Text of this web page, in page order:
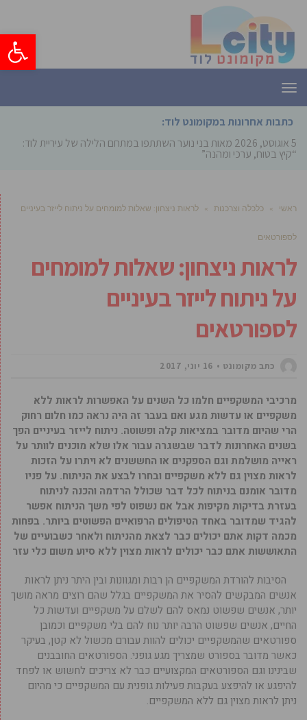
פתח
תפריט
כתבות אחרונות במקומונט לוד:
5 אוגוסט, 2026
מאות בני נוער השתתפו במתחם הלילה של עיריית לוד:
“קיץ בטוח, ערכי ומהנה”
ראשי » כלכלה וצרכנות » לראות ניצחון: שאלות למומחים על ניתוח לייזר בעיניים
לספורטאים
לראות ניצחון: שאלות למומחים
על ניתוח לייזר בעיניים
לספורטאים
כתב מקומונט 16 יוני, 2017
מרכיבי המשקפיים חלמו כל השנים על האפשרות לראות ללא
משקפיים או עדשות מגע ואם בעבר זה היה נראה כמו חלום רחוק
הרי שהיום מדובר במציאות קלה ופשוטה. ניתוח לייזר בעיניים הפך
בשנים האחרונות לדבר שבשגרה עבור אלו שלא מוכנים לוותר על
ראייה מושלמת וגם הספקנים או החששנים לא ויתרו על הזכות
לראות מצוין גם ללא משקפיים ובחרו לבצע את הניתוח. על פניו
מדובר אומנם בניתוח לכל דבר שכולל הרדמה והכנה לניתוח
בעזרת בדיקות מקיפות אבל אם נשפוט לפי משך הניתוח אפשר
להגיד שמדובר באחד הטיפולים הרפואיים הפשוטים ביותר. בפחות
מכמה דקות אתם יכולים כבר לצאת מהניתוח ולאחר כשבועיים של
התאוששות אתם כבר יכולים לראות מצוין ללא סיוע משום כלי עזר
הסיבות להורדת המשקפיים הן רבות ומגוונות ובין היתר ניתן לראות
אנשים המבקשים להסיר את המשקפיים בגלל שהם רוצים מראה מושך
יותר, אנשים שפשוט נמאס להם לשלם על משקפיים ועדשות כל
החיים, אנשים שפשוט הרבה יותר נוח להם בלי משקפיים וכמובן
ספורטאים שהמשקפיים יכולים להוות עבורם מכשול לא קטן, בעיקר
כאשר מדובר בספורט שמצריך מגע גופני. הספורטאים החובבנים
שבינינו וגם הספורטאים המקצועיים כבר לא צריכים לחשוש או לפחד
להיפגע או להיפצע בעקבות פעילות גופנית עם המשקפיים כי מהיום
ניתן לראות מצוין גם ללא המשקפיים.